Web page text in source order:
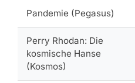
Pandemie (Pegasus)
Perry Rhodan: Die
kosmische Hanse
(Kosmos)